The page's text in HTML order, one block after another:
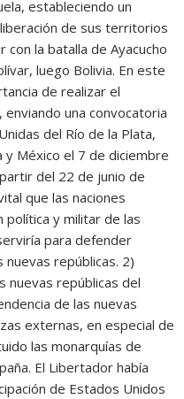
estableciendo un
de sus territorios
con la batalla de Ayacucho
luego Bolivia. En este
de realizar el
una convocatoria
del Río de la Plata,
y México el 7 de diciembre
del 22 de junio de
que las naciones
política y militar de las
para defender
repúblicas. 2)
nuevas repúblicas del
de las nuevas
externas, en especial de
las monarquías de
El Libertador había
de Estados Unidos